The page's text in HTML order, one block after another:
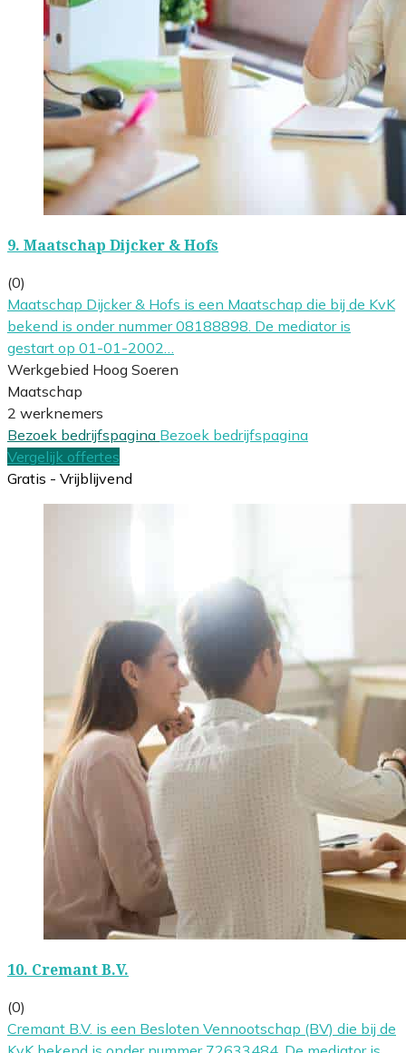
9. Maatschap Dijcker & Hofs
(0)
Maatschap Dijcker & Hofs is een Maatschap die bij de KvK
bekend is onder nummer 08188898. De mediator is
gestart op 01-01-2002…
Werkgebied Hoog Soeren
Maatschap
2 werknemers
Bezoek bedrijfspagina Bezoek bedrijfspagina
Vergelijk offertes
Gratis - Vrijblijvend
10. Cremant B.V.
(0)
Cremant B.V. is een Besloten Vennootschap (BV) die bij de